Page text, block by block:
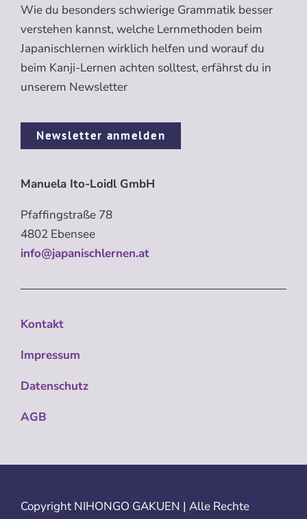
Wie du besonders schwierige Grammatik besser
verstehen kannst, welche Lernmethoden beim
Japanischlernen wirklich helfen und worauf du
beim Kanji-Lernen achten solltest, erfährst du in
unserem Newsletter
Newsletter anmelden
Manuela Ito-Loidl GmbH
Pfaffingstraße 78
4802 Ebensee
info@japanischlernen.at
Kontakt
Impressum
Datenschutz
AGB
Copyright NIHONGO GAKUEN | Alle Rechte